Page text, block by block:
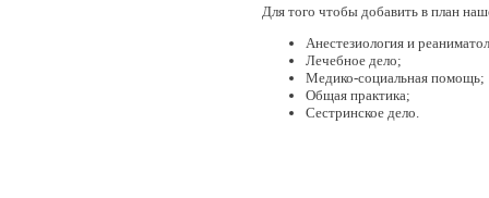
Для того чтобы добавить в план
Анестезиология и
Лечебное дело;
Медико-социальная помощь;
Общая практика;
Сестринское дело.